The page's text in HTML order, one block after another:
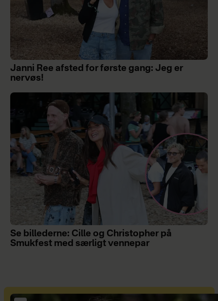
Janni Ree afsted for første gang: Jeg er
nervøs!
Se billederne: Cille og Christopher på
Smukfest med særligt vennepar